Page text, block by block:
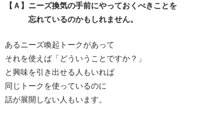
【Ａ】ニーズ換気の手前にやっておくべきことを
忘れているのかもしれません。
あるニーズ喚起トークがあって
それを使えば「どういうことですか？」
と興味を引き出せる人もいれば
同じトークを使っているのに
話が展開しない人もいます。